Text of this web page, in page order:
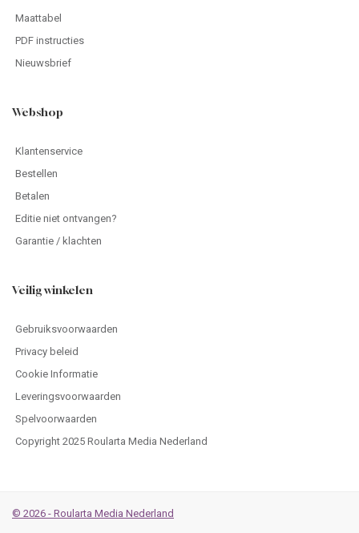
Maattabel
PDF instructies
Nieuwsbrief
Webshop
Klantenservice
Bestellen
Betalen
Editie niet ontvangen?
Garantie / klachten
Veilig winkelen
Gebruiksvoorwaarden
Privacy beleid
Cookie Informatie
Leveringsvoorwaarden
Spelvoorwaarden
Copyright 2025 Roularta Media Nederland
© 2026 - Roularta Media Nederland